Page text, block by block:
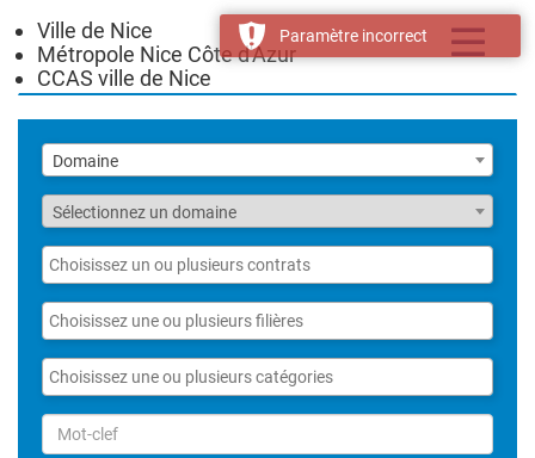
Toggle
Ville de Nice
Métropole Nice Côte d'Azur
CCAS ville de Nice
Liste
des
domaines
Domaine
Fonction
Sélectionnez un domaine
Liste
des
contrats
Liste
des
filières
Liste
des
catégories
Rechercher
par
Paramètre incorrect